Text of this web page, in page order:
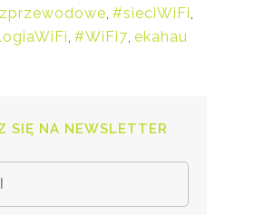
#sieciWiFi
#WiFi7 ekahau
SIĘ NA NEWSLETTER